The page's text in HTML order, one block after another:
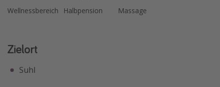
Wellnessbereich Halbpension Massage
Zielort
Suhl